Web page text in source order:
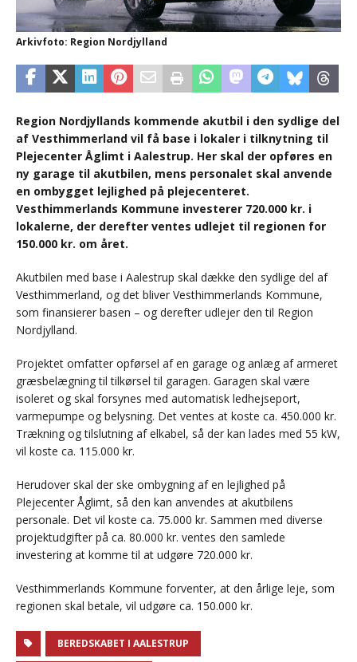
Arkivfoto: Region Nordjylland
Region Nordjyllands kommende akutbil i den sydlige del
af Vesthimmerland vil få base i lokaler i tilknytning til
Plejecenter Åglimt i Aalestrup. Her skal der opføres en
ny garage til akutbilen, mens personalet skal anvende
en ombygget lejlighed på plejecenteret.
Vesthimmerlands Kommune investerer 720.000 kr. i
lokalerne, der derefter ventes udlejet til regionen for
150.000 kr. om året.
Akutbilen med base i Aalestrup skal dække den sydlige del af
Vesthimmerland, og det bliver Vesthimmerlands Kommune,
som finansierer basen – og derefter udlejer den til Region
Nordjylland.
Projektet omfatter opførsel af en garage og anlæg af armeret
græsbelægning til tilkørsel til garagen. Garagen skal være
isoleret og skal forsynes med automatisk ledhejseport,
varmepumpe og belysning. Det ventes at koste ca. 450.000 kr.
Trækning og tilslutning af elkabel, så der kan lades med 55 kW,
vil koste ca. 115.000 kr.
Herudover skal der ske ombygning af en lejlighed på
Plejecenter Åglimt, så den kan anvendes at akutbilens
personale. Det vil koste ca. 75.000 kr. Sammen med diverse
projektudgifter på ca. 80.000 kr. ventes den samlede
investering at komme til at udgøre 720.000 kr.
Vesthimmerlands Kommune forventer, at den årlige leje, som
regionen skal betale, vil udgøre ca. 150.000 kr.
BEREDSKABET I AALESTRUP